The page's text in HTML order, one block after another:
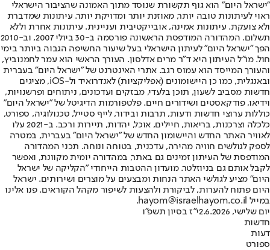
"ישראל היום" הוא גוף תקשורת שנוסד מתוך האמונה שהציבור הישראלי
ראוי לעיתונות טובה יותר, מאוזנת יותר ומדויקת יותר. עיתונות שמדברת
ולא צועקת. עיתונות אמינה, אובייקטיבית ועניינית. עיתונות אחרת וללא
תשלום. המהדורה המודפסת הראשונה פורסמה ב-30 ביולי 2007, וב-2010
הפך "ישראל היום" לעיתון הישראלי בעל שיעור החשיפה הגבוה ביותר בימי
חול. מו"ל העיתון היא ד"ר מרים אדלסון. העורך הראשי הוא עמר לחמנוביץ,
והעורך המייסד הוא עמוס רגב. אתרי האינטרנט של "ישראל היום" בעברית
ובאנגלית, כמו כן היישומונים (אפליקציות) לאנדרואיד ול-iOS, מציגים
חדשות מסביב לשעון, תוכן בלעדי, מבזקים ועדכונים, ניתוחים ופרשנויות,
וידיאו, פודקאסטים ושידורים חיים. פלטפורמות הדיגיטל של "ישראל היום"
כוללות ערוצי חדשות ודעות, תרבות ובידור, לייף סטייל, טכנולוגיה, ספורט,
כלכלה וצרכנות, בריאות, חיילים, אוכל, יהדות, תיירות ורכב. ב-2021 עלו
לאוויר האתר החדש והיישומון החדש של "ישראל היום" בעברית, במטרה
לספק לגולשים חוויה מהירה, עדכנית, בטוחה ונוחה. תכני המהדורה
המודפסת של העיתון זמינים גם באתר, במהדורה יומית מקוונת, ואפשר
לקבל אותם גם בניוזלטר. מועדון ההטבות הייחודי "הקליקה של ישראל
היום" מציע לגולשי האתר הנחות ומבצעים על מוצרים ושירותים. ישראל
היום פתוח להערות, לביקורת ולהצעות לשיפור מקהל הקוראים. פנו אלינו
במייל hayom@israelhayom.co.il.
יום שלישי, 2.6.2026
י"ז בסיון תשפ"ו
חדשות
דעות
ספורט